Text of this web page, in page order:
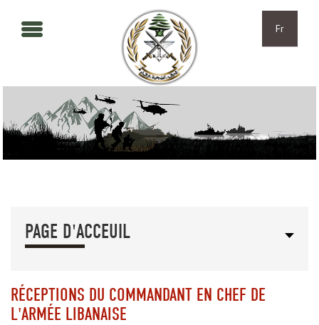
Fr
PAGE D'ACCEUIL
RÉCEPTIONS DU COMMANDANT EN CHEF DE
L'ARMÉE LIBANAISE